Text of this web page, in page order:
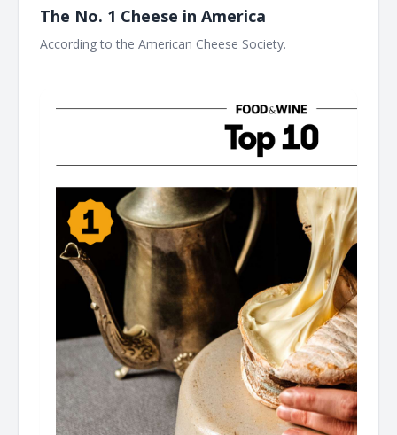
The No. 1 Cheese in America
According to the American Cheese Society. ‌ ‌ ‌ ‌ ‌ ‌ ‌ ‌ ‌ ‌ ‌ ‌ ‌ ‌ ‌ ‌ ‌ ‌ ‌ ‌